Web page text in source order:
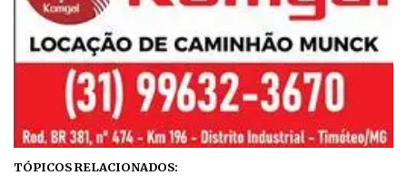
TÓPICOS RELACIONADOS: